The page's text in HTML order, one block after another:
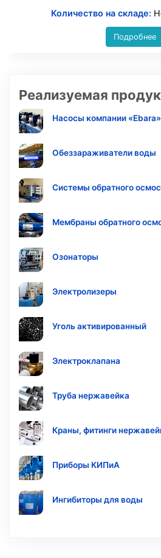
Количество на складе:
Подробнее
Реализуемая
Насосы компании «Ebara»
Обеззараживатели воды
Системы обратного
Мембраны обратного
Озонаторы
Электролизеры
Уголь активированный
Электроклапана
Труба нержавейка
Краны, фитинги
Приборы КИПиА
Ингибиторы для воды